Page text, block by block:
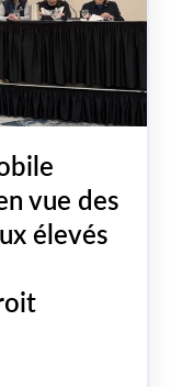
vue des
élevés